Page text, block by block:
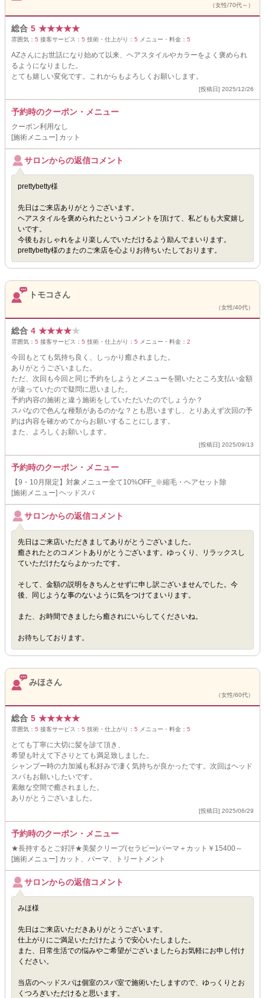
（女性/70代～）
総合 5 ★★★★★
雰囲気： 5 接客サービス： 5 技術・仕上がり： 5 メニュー・料金： 5
AZさんにお世話になり始めて以来、ヘアスタイルやカラーをよく褒められ
るようになりました。
とても嬉しい変化です。これからもよろしくお願いします。
[投稿日] 2025/12/26
予約時のクーポン・メニュー
クーポン利用なし
[施術メニュー] カット
サロンからの返信コメント
prettybetty様
先日はご来店ありがとうございます。
ヘアスタイルを褒められたというコメントを頂けて、私どもも大変嬉し
いです。
今後もおしゃれをより楽しんでいただけるよう励んでまいります。
prettybetty様のまたのご来店を心よりお待ちいたしております。
トモコさん
（女性/40代）
総合 4 ★★★★★
雰囲気： 5 接客サービス： 5 技術・仕上がり： 5 メニュー・料金： 2
今回もとても気持ち良く、しっかり癒されました。
ありがとうございました。
ただ、次回も今回と同じ予約をしようとメニューを開いたところ支払い金額
が違っていたので疑問に思いました。
予約内容の施術と違う施術をしていただいたのでしょうか？
スパなので色んな種類があるのかな？とも思いますし、とりあえず次回の予
約は内容を確かめてからお願いすることにします。
また、よろしくお願いします。
[投稿日] 2025/09/13
予約時のクーポン・メニュー
【9・10月限定】対象メニュー全て10%OFF_※縮毛・ヘアセット除
[施術メニュー] ヘッドスパ
サロンからの返信コメント
先日はご来店いただきましてありがとうございました。
癒されたとのコメントありがとうございます。ゆっくり、リラックスし
ていただけたならよかったです。
そして、金額の説明をきちんとせずに申し訳ございませんでした。今
後、同じような事のないように気をつけてまいります。
また、お時間できましたら癒されにいらしてくださいね。
お待ちしております。
みほさん
（女性/60代）
総合 5 ★★★★★
雰囲気： 5 接客サービス： 5 技術・仕上がり： 5 メニュー・料金： 5
とても丁寧に大切に髪を診て頂き、
希望も叶えて下さりとても満足致しました。
シャンプー時の力加減も私好みで凄く気持ちが良かったです。次回はヘッド
スパもお願いしたいです。
素敵な空間で癒されました。
ありがとうございました。
[投稿日] 2025/06/29
予約時のクーポン・メニュー
★長持するとご好評★美髪クリープ(セラピー)パーマ＋カット￥15400～
[施術メニュー] カット、パーマ、トリートメント
サロンからの返信コメント
みほ様
先日はご来店いただきありがとうございます。
仕上がりにご満足いただけたようで安心いたしました。
また、日常生活での悩みやご希望がございましたらお気軽にお申し付け
ください。
当店のヘッドスパは個室のスパ室で施術いたしますので、ゆっくりとお
くつろぎいただけると思います。